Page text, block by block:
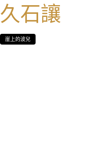
久石讓
崖上的波兒